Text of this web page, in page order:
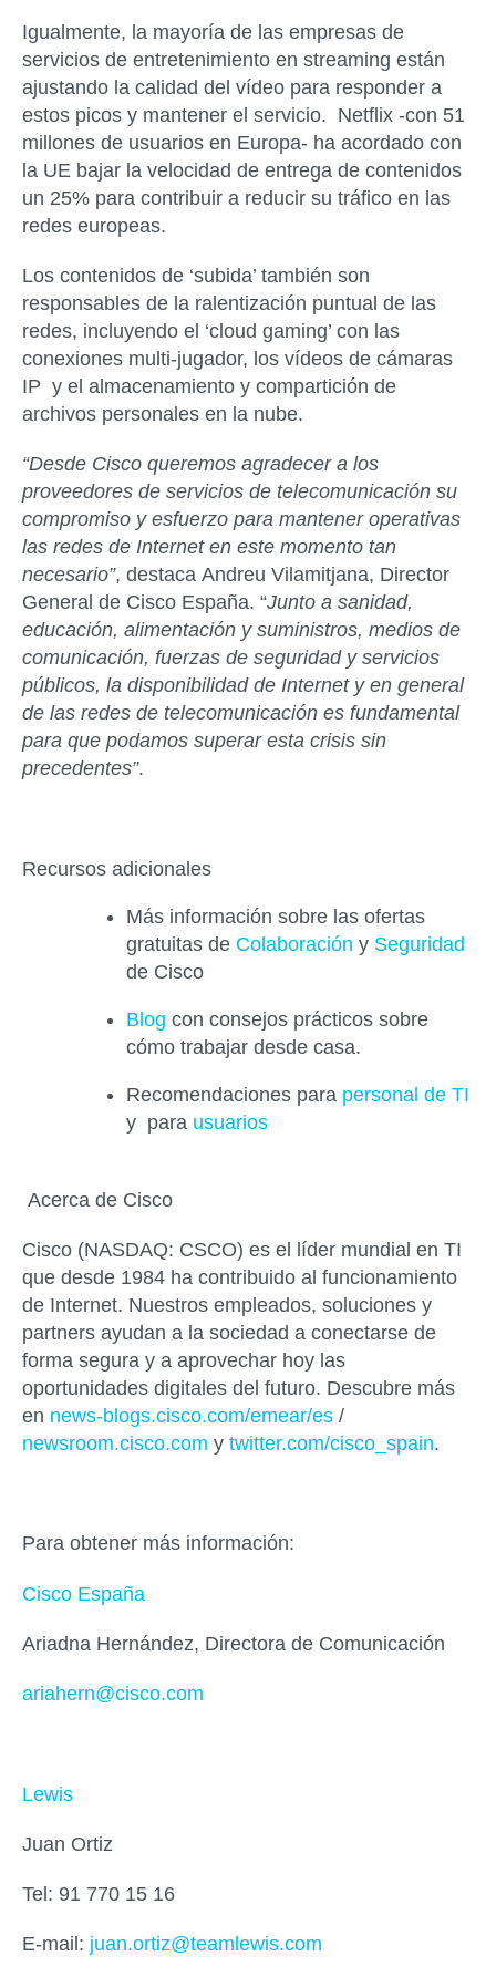
Igualmente, la mayoría de las empresas de
servicios de entretenimiento en streaming están
ajustando la calidad del vídeo para responder a
estos picos y mantener el servicio. Netflix -con 51
millones de usuarios en Europa- ha acordado con
la UE bajar la velocidad de entrega de contenidos
un 25% para contribuir a reducir su tráfico en las
redes europeas.
Los contenidos de ‘subida’ también son
responsables de la ralentización puntual de las
redes, incluyendo el ‘cloud gaming’ con las
conexiones multi-jugador, los vídeos de cámaras
IP y el almacenamiento y compartición de
archivos personales en la nube.
“Desde Cisco queremos agradecer a los
proveedores de servicios de telecomunicación su
compromiso y esfuerzo para mantener operativas
las redes de Internet en este momento tan
necesario”, destaca Andreu Vilamitjana, Director
General de Cisco España. “Junto a sanidad,
educación, alimentación y suministros, medios de
comunicación, fuerzas de seguridad y servicios
públicos, la disponibilidad de Internet y en general
de las redes de telecomunicación es fundamental
para que podamos superar esta crisis sin
precedentes”.
Recursos adicionales
Más información sobre las ofertas
gratuitas de Colaboración y Seguridad
de Cisco
Blog con consejos prácticos sobre
cómo trabajar desde casa.
Recomendaciones para personal de TI
y para usuarios
Acerca de Cisco
Cisco (NASDAQ: CSCO) es el líder mundial en TI
que desde 1984 ha contribuido al funcionamiento
de Internet. Nuestros empleados, soluciones y
partners ayudan a la sociedad a conectarse de
forma segura y a aprovechar hoy las
oportunidades digitales del futuro. Descubre más
en news-blogs.cisco.com/emear/es /
newsroom.cisco.com y twitter.com/cisco_spain.
Para obtener más información:
Cisco España
Ariadna Hernández, Directora de Comunicación
ariahern@cisco.com
Lewis
Juan Ortiz
Tel: 91 770 15 16
E-mail: juan.ortiz@teamlewis.com